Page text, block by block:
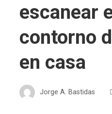
escanear
contorno
en casa
Jorge A. Bastidas